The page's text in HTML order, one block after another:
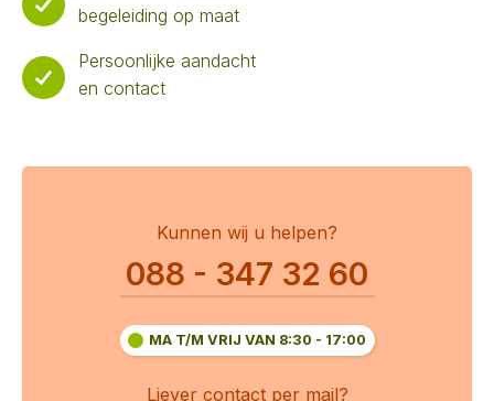
begeleiding op maat
Persoonlijke aandacht
en contact
Kunnen wij u helpen?
088 - 347 32 60
MA T/M VRIJ VAN 8:30 - 17:00
Liever contact per mail?